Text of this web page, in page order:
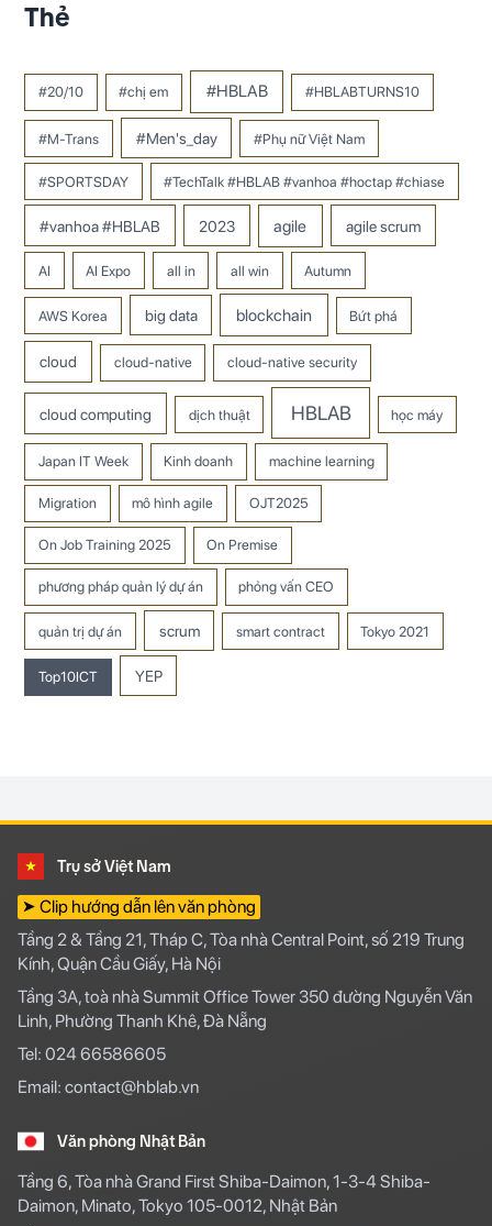
Thẻ
#20/10 #chị em #HBLAB #HBLABTURNS10
#M-Trans #Men's_day #Phụ nữ Việt Nam
#SPORTSDAY #TechTalk #HBLAB #vanhoa #hoctap #chiase
#vanhoa #HBLAB 2023 agile agile scrum
AI AI Expo all in all win Autumn
AWS Korea big data blockchain Bứt phá
cloud cloud-native cloud-native security
cloud computing dịch thuật HBLAB học máy
Japan IT Week Kinh doanh machine learning
Migration mô hình agile OJT2025
On Job Training 2025 On Premise
phương pháp quản lý dự án phỏng vấn CEO
quản trị dự án scrum smart contract Tokyo 2021
Top10ICT YEP
Trụ sở Việt Nam
➤ Clip hướng dẫn lên văn phòng
Tầng 2 & Tầng 21, Tháp C, Tòa nhà Central Point, số 219 Trung
Kính, Quận Cầu Giấy, Hà Nội
Tầng 3A, toà nhà Summit Office Tower 350 đường Nguyễn Văn
Linh, Phường Thanh Khê, Đà Nẵng
Tel: 024 66586605
Email: contact@hblab.vn
Văn phòng Nhật Bản
Tầng 6, Tòa nhà Grand First Shiba-Daimon, 1-3-4 Shiba-
Daimon, Minato, Tokyo 105-0012, Nhật Bản